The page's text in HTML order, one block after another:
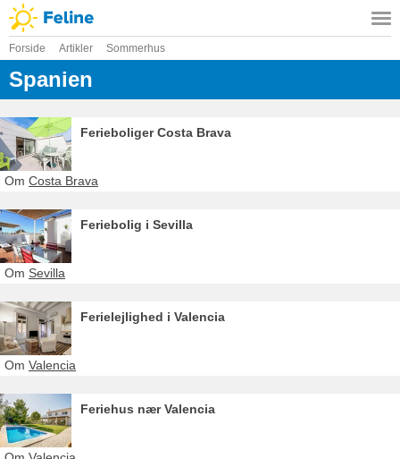
Forside Artikler Sommerhus
Spanien
Ferieboliger Costa Brava
Om Costa Brava
Feriebolig i Sevilla
Om Sevilla
Ferielejlighed i Valencia
Om Valencia
Feriehus nær Valencia